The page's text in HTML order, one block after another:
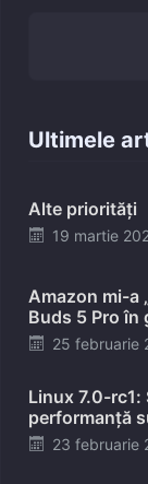
Ultimele
Alte priorități
Posted
19 martie
Amazon mi-a
Buds 5 Pro în
Posted
25 februarie
Linux 7.0-
performanță
Posted
23 februarie